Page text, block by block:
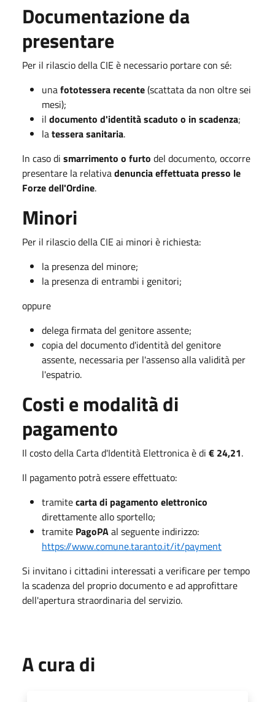
Documentazione da
presentare
Per il rilascio della CIE è necessario portare con sé:
unafototessera recente(scattata da non oltre sei
mesi);
il documento d'identità scaduto o in scadenza;
latessera sanitaria.
In caso di smarrimento o furto del documento, occorre
presentare la relativadenuncia effettuata presso le
Forze dell'Ordine.
Minori
Per il rilascio della CIE ai minori è richiesta:
la presenza del minore;
la presenza di entrambi i genitori;
oppure
delega firmata del genitore assente;
copia del documento d'identità del genitore
assente, necessaria per l'assenso alla validità per
l'espatrio.
Costi e modalità di
pagamento
Il costo della Carta d'Identità Elettronica è di € 24,21.
Il pagamento potrà essere effettuato:
tramitecarta di pagamento elettronico
direttamente allo sportello;
tramite PagoPAal seguente indirizzo:
https://www.comune.taranto.it/it/payment
Si invitano i cittadini interessati a verificare per tempo
la scadenza del proprio documento e ad approfittare
dell'apertura straordinaria del servizio.
A cura di